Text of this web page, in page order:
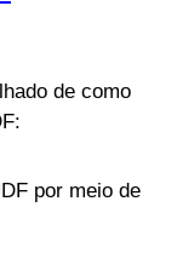
de como
por meio de